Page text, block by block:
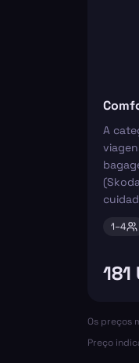
A
1–4
181
Os preços
Preço